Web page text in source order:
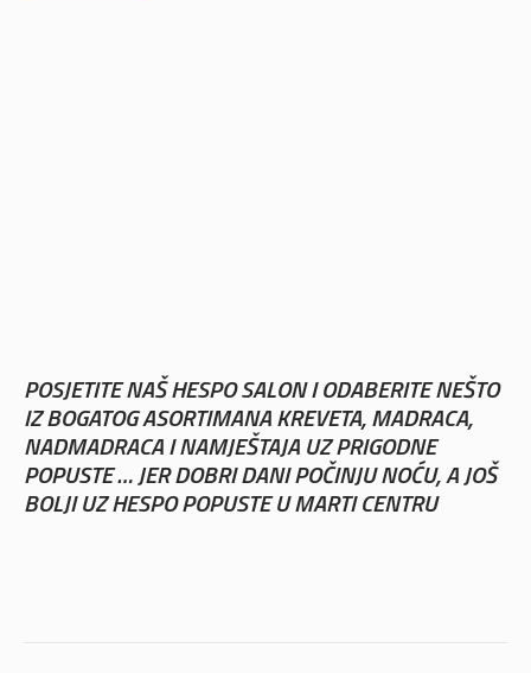
POSJETITE NAŠ HESPO SALON I ODABERITE NEŠTO
IZ BOGATOG ASORTIMANA KREVETA, MADRACA,
NADMADRACA I NAMJEŠTAJA UZ PRIGODNE
POPUSTE … JER DOBRI DANI POČINJU NOĆU, A JOŠ
BOLJI UZ HESPO POPUSTE U MARTI CENTRU